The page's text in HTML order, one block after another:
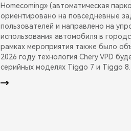
Homecoming» (автоматическая
ориентировано на повседневные
пользователей и направлено на
использования автомобиля в
рамках мероприятия также было
2026 году технология Chery VPD
серийных моделях Tiggo 7 и Tiggo 8.